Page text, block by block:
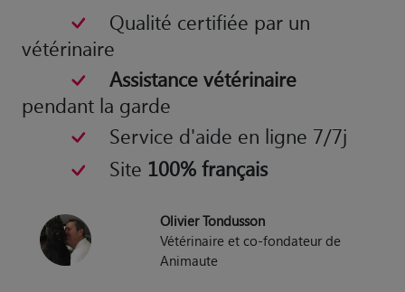
Qualité certifiée par un
vétérinaire
Assistance vétérinaire
pendant la garde
Service d'aide en ligne 7/7j
Site 100% français
Olivier Tondusson
Vétérinaire et co-fondateur de
Animaute